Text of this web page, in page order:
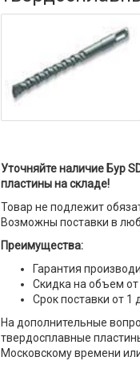
Уточняйте наличие Бур
пластины на складе!
Товар не подлежит
Возможны поставки в
Преимущества:
Гарантия
Скидка на объем от
Срок поставки от 1
На дополнительные
твердосплавные
Московскому времени